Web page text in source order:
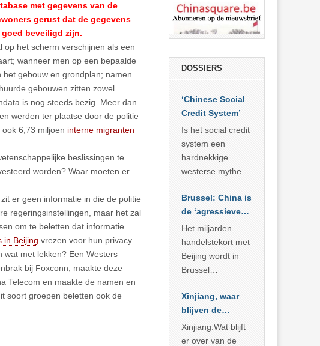
met gegevens van de
gerust dat de gegevens
beveiligd zijn.
op het scherm verschijnen als een
wanneer men op een bepaalde
gebouw en grondplan; namen
gebouwen zitten zowel
is nog steeds bezig. Meer dan
werden ter plaatse door de politie
6,73 miljoen interne migranten
beslissingen te
worden? Waar moeten er
er geen informatie in die de politie
regeringsinstellingen, maar het zal
om te beletten dat informatie
in Beijing vrezen voor hun privacy.
wat met lekken? Een Westers
bij Foxconn, maakte deze
Telecom en maakte de namen en
soort groepen beletten ook de
DOSSIERS
‘Chinese Social
Credit System’
Is het social credit
system een
hardnekkige
westerse mythe of
realiteit in China?
Brussel: China is
de ‘agressieve
schuldige’
Het miljarden
handelstekort met
Beijing wordt in
Brussel
bewijs van
economische
agressie. In
werkelijkheid
Xinjiang, waar
blijven de
bewijzen?
Xinjiang:Wat blijft
er over van de